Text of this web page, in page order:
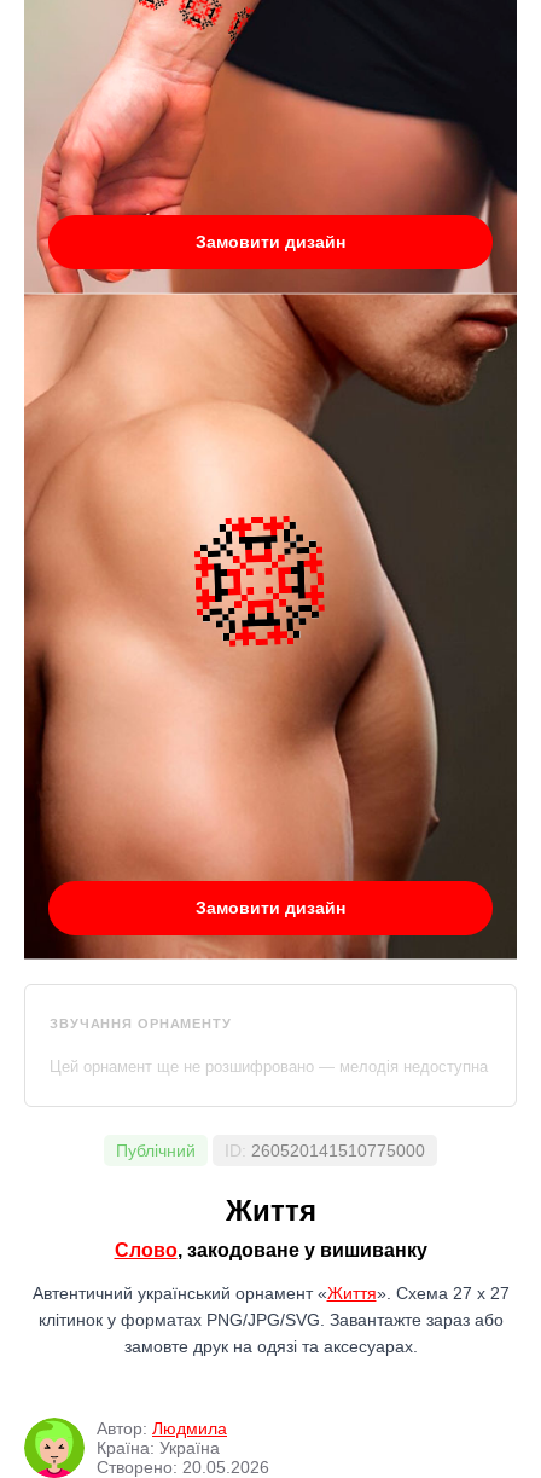
Замовити дизайн
Замовити дизайн
ЗВУЧАННЯ ОРНАМЕНТУ
Цей орнамент ще не розшифровано — мелодія недоступна
Публічний ID: 260520141510775000
Життя
Слово, закодоване у вишиванку
Автентичний український орнамент «Життя». Схема 27 x 27
клітинок у форматах PNG/JPG/SVG. Завантажте зараз або
замовте друк на одязі та аксесуарах.
Автор: Людмила
Країна: Україна
Створено: 20.05.2026